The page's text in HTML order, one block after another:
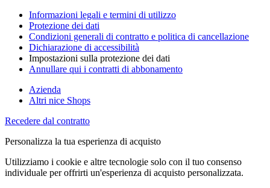
Informazioni legali e termini di utilizzo
Protezione dei dati
Condizioni generali di contratto e politica di cancellazione
Dichiarazione di accessibilità
Impostazioni sulla protezione dei dati
Annullare qui i contratti di abbonamento
Azienda
Altri nice Shops
Recedere dal contratto
Personalizza la tua esperienza di acquisto
Utilizziamo i cookie e altre tecnologie solo con il tuo consenso
individuale per offrirti un'esperienza di acquisto personalizzata.